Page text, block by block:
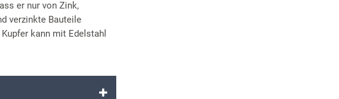
er nur von Zink,
verzinkte Bauteile
kann mit Edelstahl